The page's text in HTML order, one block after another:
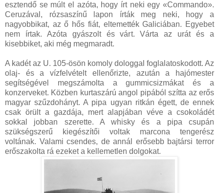
esztendő se múlt el azóta, hogy írt neki egy «Commando».
Ceruzával, rózsaszínű lapon írták meg neki, hogy a
nagyobbikat, az ő hős fiát, eltemették Galiciában. Egyebet
nem írtak. Azóta gyászolt és várt. Várta az urát és a
kisebbiket, aki még megmaradt.
A kadét az U. 105-ösön komoly dologgal foglalatoskodott. Az
olaj- és a vízfelvételt ellenőrizte, azután a hajómester
segítségével megszámolta a gummicsizmákat és a
konzerveket. Közben kurtaszárú angol pipából szítta az erős
magyar szűzdohányt. A pipa ugyan ritkán égett, de ennek
csak örült a gazdája, mert alapjában véve a csokoládét
sokkal jobban szerette. A whisky és a pipa csupán
szükségszerű kiegészítői voltak marcona tengerész
voltának. Valami csendes, de annál erősebb bajtársi terror
erőszakolta rá ezeket a kellemetlen dolgokat.